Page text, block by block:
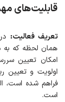
قابلیت‌های
تعریف فعالیت:
امکان تعیین
اولویت و تعیین
فراهم شده است،
است.